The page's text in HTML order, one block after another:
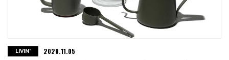
LIVIN' 2020.11.05